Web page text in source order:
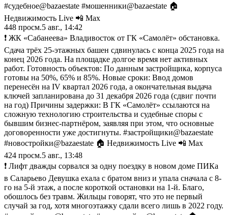
#судебное@bazaestate #мошенники@bazaestate 🏠
Недвижимость Live 📲 Max
448 просм.5 авг., 14:42
❗️ ЖК «Сабанеева» Владивосток от ГК «Самолёт» обстановка.
Сдача трёх 25-этажных башен сдвинулась с конца 2025 года на
конец 2026 года. На площадке долгое время нет активных
работ. Готовность объектов: По данным застройщика, корпуса
готовы на 50%, 65% и 85%. Новые сроки: Ввод домов
перенесён на IV квартал 2026 года, а окончательная выдача
ключей запланирована до 31 декабря 2026 года (сдвиг почти
на год) Причины задержки: В ГК «Самолёт» ссылаются на
сложную технологию строительства и судебные споры с
бывшим бизнес-партнёром, заявляя при этом, что основные
договоренности уже достигнуты. #застройщики@bazaestate
#новостройки@bazaestate 🏠 Недвижимость Live 📲 Max
424 просм.5 авг., 13:48
❗️ Лифт дважды сорвался за одну поездку в новом доме ПИКа
в Саларьево Девушка ехала с братом вниз и упала сначала с 8-
го на 5-й этаж, а после короткой остановки на 1-й. Благо,
обошлось без травм. Жильцы говорят, что это не первый
случай за год, хотя многоэтажку сдали всего лишь в 2022 году.